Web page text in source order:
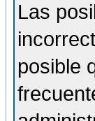
Las
posible